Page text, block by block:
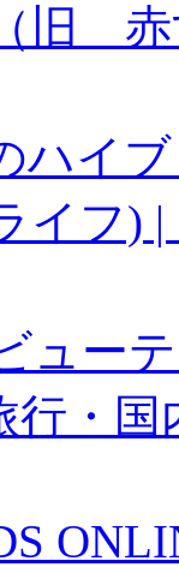
旧 赤
ハイ
イフ)
ュー
行・